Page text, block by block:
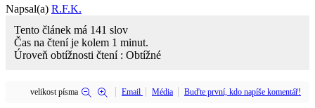
Napsal(a) R.F.K.
Tento článek má 141 slov
Čas na čtení je kolem 1 minut.
Úroveň obtížnosti čtení : Obtížné
velikost písma Email Média Buďte první, kdo napíše komentář!